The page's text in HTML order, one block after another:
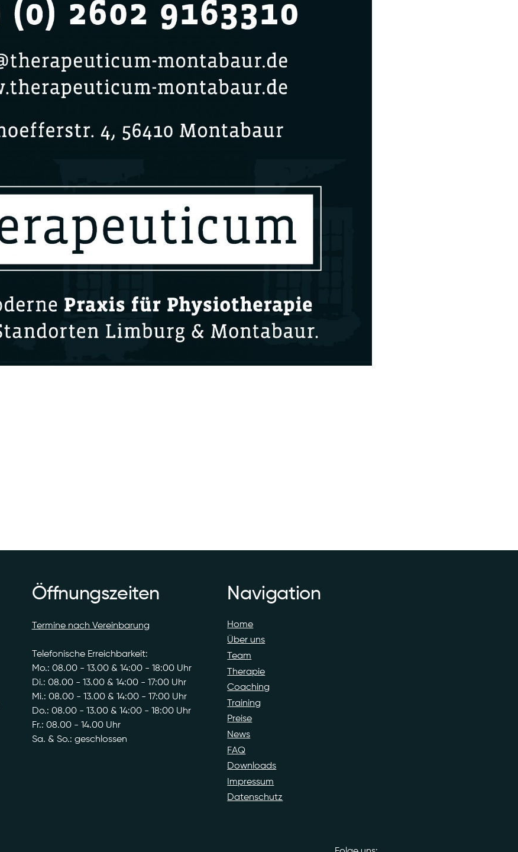
Öffnungszeiten
Termine nach Vereinbarung
Telefonische Erreichbarkeit:
Mo.: 08.00 - 13.00 & 14:00 - 18:00 Uhr
Di.: 08.00 - 13.00 & 14:00 - 17:00 Uhr
Mi.: 08.00 - 13.00 & 14:00 - 17:00 Uhr
Do.: 08.00 - 13.00 & 14:00 - 18:00 Uhr
Fr.: 08.00 - 14.00 Uhr
Sa. & So.: geschlossen
Navigation
Home
Über uns
Team
Therapie
Coaching
Training
Preise
News
FAQ
Downloads
Impressum
Datenschutz